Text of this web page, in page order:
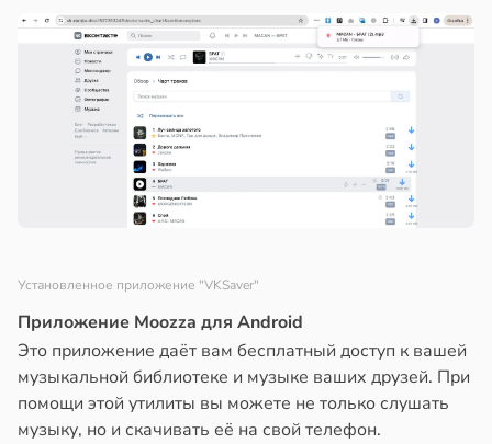
Установленное приложение "VKSaver"
Приложение Moozza для Android
Это приложение даёт вам бесплатный доступ к вашей
музыкальной библиотеке и музыке ваших друзей. При
помощи этой утилиты вы можете не только слушать
музыку, но и скачивать её на свой телефон.